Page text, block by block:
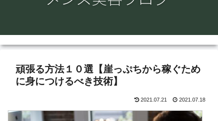
頑張る方法１０選【崖っぷちから稼ぐため
に身につけるべき技術】
2021.07.21 2021.07.18